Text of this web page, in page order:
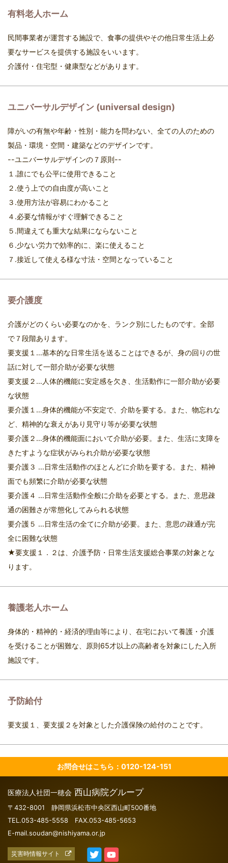
有料老人ホーム
民間事業者が運営する施設で、食事の提供やその他日常生活上必
要なサービスを提供する施設をいいます。
介護付・住宅型・健康型などがあります。
ユニバーサルデザイン (universal design)
障がいの有無や年齢・性別・能力を問わない、全ての人のための
製品・環境・空間・建築などのデザインです。
--ユニバーサルデザインの７原則--
１.誰にでも公平に使用できること
２.使う上での自由度が高いこと
３.使用方法が容易にわかること
４.必要な情報がすぐ理解できること
５.間違えても重大な結果にならないこと
６.少ない労力で効率的に、楽に使えること
７.接近して使える様な寸法・空間となっていること
要介護度
介護がどのくらい必要なのかを、ランク別にしたものです。全部
で７段階あります。
要支援１…基本的な日常生活を送ることはできるが、身の回りの世
話に対して一部介助が必要な状態
要支援２…人体的機能に安定感を欠き、生活動作に一部介助が必要
な状態
要介護１…身体的機能が不安定で、介助を要する。また、物忘れな
ど、精神的な衰えがあり見守り等が必要な状態
要介護２…身体的機能面において介助が必要。また、生活に支障を
きたすような症状がみられ介助が必要な状態
要介護３ …日常生活動作のほとんどに介助を要する。また、精神
面でも頻繁に介助が必要な状態
要介護４ …日常生活動作全般に介助を必要とする。また、意思疎
通の困難さが常態化してみられる状態
要介護５ …日常生活の全てに介助が必要。また、意思の疎通が完
全に困難な状態
★要支援１．２は、介護予防・日常生活支援総合事業の対象とな
ります。
養護老人ホーム
身体的・精神的・経済的理由等により、在宅において養護・介護
を受けることが困難な、原則65才以上の高齢者を対象にした入所
施設です。
予防給付
要支援１、要支援２を対象とした介護保険の給付のことです。
お問合せはこちら：0120-124-151
医療法人社団一穂会 西山病院グループ
〒432-8001 静岡県浜松市中央区西山町500番地
TEL.053-485-5558 FAX.053-485-5653
E-mail.soudan@nishiyama.or.jp
災害時情報サイト